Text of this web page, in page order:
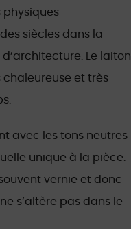
physiques
siècles dans la
Le laiton
et très
avec les tons neutres
unique à la pièce.
vernie et donc
s’altère pas dans le